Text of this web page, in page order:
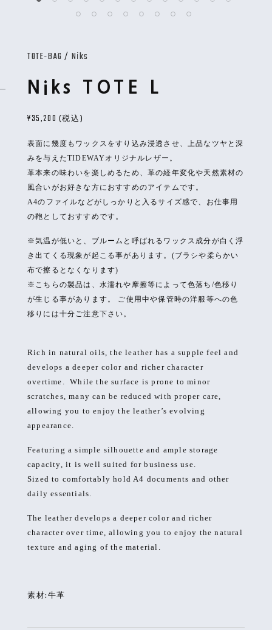
TOTE-BAG / Niks
Niks TOTE L
¥35,200 (税込)
表面に幾度もワックスをすり込み浸透させ、上品なツヤと深
みを与えたTIDEWAYオリジナルレザー。
革本来の味わいを楽しめるため、革の経年変化や天然素材の
風合いがお好きな方におすすめのアイテムです。
A4のファイルなどがしっかりと入るサイズ感で、お仕事用
の鞄としておすすめです。
※気温が低いと、ブルームと呼ばれるワックス成分が白く浮
き出てくる現象が起こる事があります。(ブラシや柔らかい
布で擦るとなくなります)
※こちらの製品は、水濡れや摩擦等によって色落ち/色移り
が生じる事があります。 ご使用中や保管時の洋服等への色
移りには十分ご注意下さい。
Rich in natural oils, the leather has a supple feel and
develops a deeper color and richer character
overtime. While the surface is prone to minor
scratches, many can be reduced with proper care,
allowing you to enjoy the leather’s evolving
appearance.
Featuring a simple silhouette and ample storage
capacity, it is well suited for business use.
Sized to comfortably hold A4 documents and other
daily essentials.
The leather develops a deeper color and richer
character over time, allowing you to enjoy the natural
texture and aging of the material.
素材:牛革